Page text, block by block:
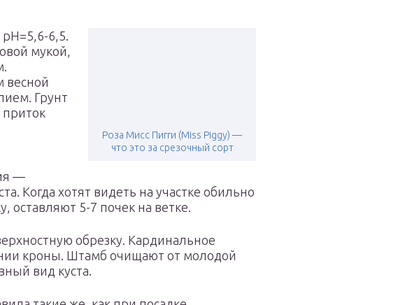
Роза Мисс Пигги (Miss Piggy) —
что это за срезочный сорт
6,5.
мукой,
весной
Грунт
—
Когда хотят видеть на участке обильно
оставляют 5-7 почек на ветке.
обрезку. Кардинальное
кроны. Штамб очищают от молодой
вид куста.